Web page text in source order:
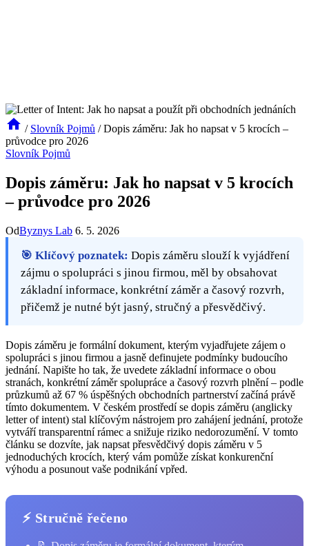
/ Slovník Pojmů / Dopis záměru: Jak ho napsat v 5 krocích –
průvodce pro 2026
Slovník Pojmů
Dopis záměru: Jak ho napsat v 5 krocích
– průvodce pro 2026
OdByznys Lab 6. 5. 2026
🎯 Klíčový poznatek: Dopis záměru slouží k vyjádření
zájmu o spolupráci s jinou firmou, měl by obsahovat
základní informace, konkrétní záměr a časový rozvrh,
přičemž je nutné být jasný, stručný a přesvědčivý.
Dopis záměru je formální dokument, kterým vyjadřujete zájem o
spolupráci s jinou firmou a jasně definujete podmínky budoucího
jednání. Napište ho tak, že uvedete základní informace o obou
stranách, konkrétní záměr spolupráce a časový rozvrh plnění – podle
průzkumů až 67 % úspěšných obchodních partnerství začíná právě
tímto dokumentem. V českém prostředí se dopis záměru (anglicky
letter of intent) stal klíčovým nástrojem pro zahájení jednání, protože
vytváří transparentní rámec a snižuje riziko nedorozumění. V tomto
článku se dozvíte, jak napsat přesvědčivý dopis záměru v 5
jednoduchých krocích, který vám pomůže získat konkurenční
výhodu a posunout vaše podnikání vpřed.
⚡ Stručně řečeno